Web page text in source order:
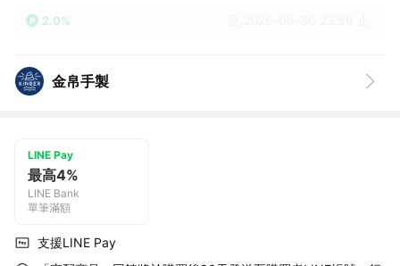
2.0%
金帛手製
LINE Pay
最高4%
LINE Bank
單筆滿額
支援LINE Pay